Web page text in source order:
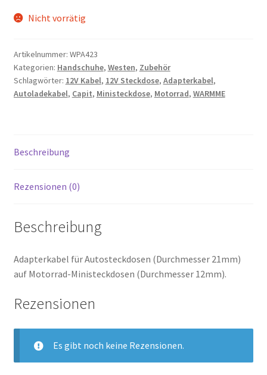
Nicht vorrätig
Artikelnummer: WPA423
Kategorien: Handschuhe, Westen, Zubehör
Schlagwörter: 12V Kabel, 12V Steckdose, Adapterkabel,
Autoladekabel, Capit, Ministeckdose, Motorrad, WARMME
Beschreibung
Rezensionen (0)
Beschreibung
Adapterkabel für Autosteckdosen (Durchmesser 21mm)
auf Motorrad-Ministeckdosen (Durchmesser 12mm).
Rezensionen
Es gibt noch keine Rezensionen.